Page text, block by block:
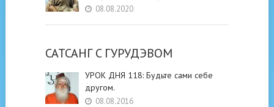
08.08.2020
САТСАНГ C ГУРУДЭВОМ
УРОК ДНЯ 118: Будьте cами cебе
другом.
08.08.2016